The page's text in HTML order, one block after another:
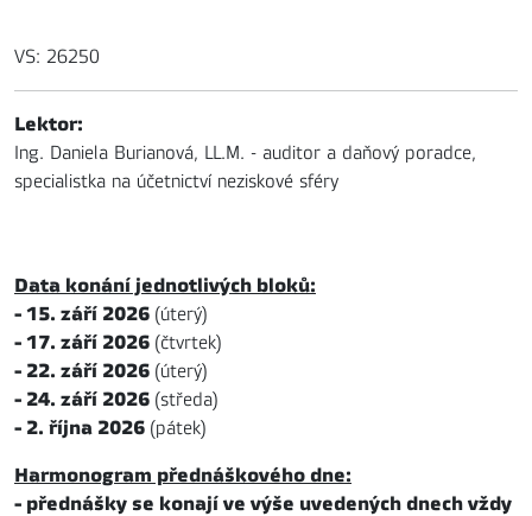
VS: 26250
Lektor:
Ing. Daniela Burianová, LL.M. - auditor a daňový poradce,
specialistka na účetnictví neziskové sféry
Data konání jednotlivých bloků:
- 15. září 2026 (úterý)
- 17. září 2026 (čtvrtek)
- 22. září 2026 (úterý)
- 24. září 2026 (středa)
- 2. října 2026 (pátek)
Harmonogram přednáškového dne:
- přednášky se konají ve výše uvedených dnech vždy